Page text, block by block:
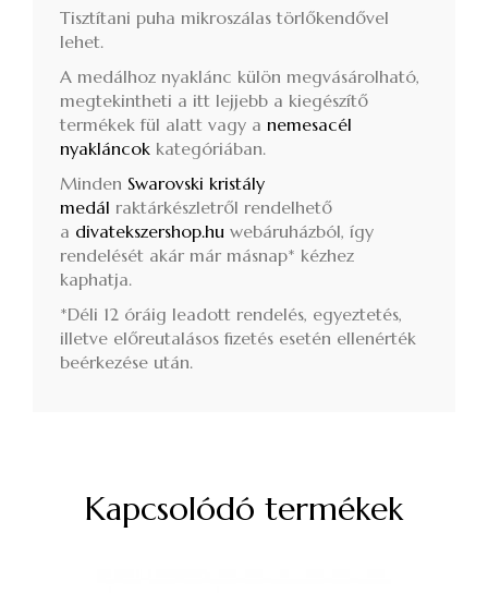
Tisztítani puha mikroszálas törlőkendővel
lehet.
A medálhoz nyaklánc külön megvásárolható,
megtekintheti a itt lejjebb a kiegészítő
termékek fül alatt vagy a nemesacél
nyakláncok kategóriában.
Minden Swarovski kristály
medál raktárkészletről rendelhető
a divatekszershop.hu webáruházból, így
rendelését akár már másnap* kézhez
kaphatja.
*Déli 12 óráig leadott rendelés, egyeztetés,
illetve előreutalásos fizetés esetén ellenérték
beérkezése után.
Kapcsolódó termékek